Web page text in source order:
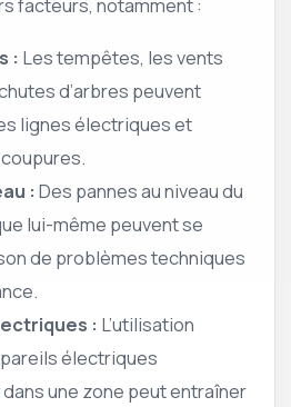
facteurs, notamment :
: Les tempêtes, les vents
d’arbres peuvent
lignes électriques et
: Des pannes au niveau du
lui-même peuvent se
de problèmes techniques
: L’utilisation
électriques
une zone peut entraîner